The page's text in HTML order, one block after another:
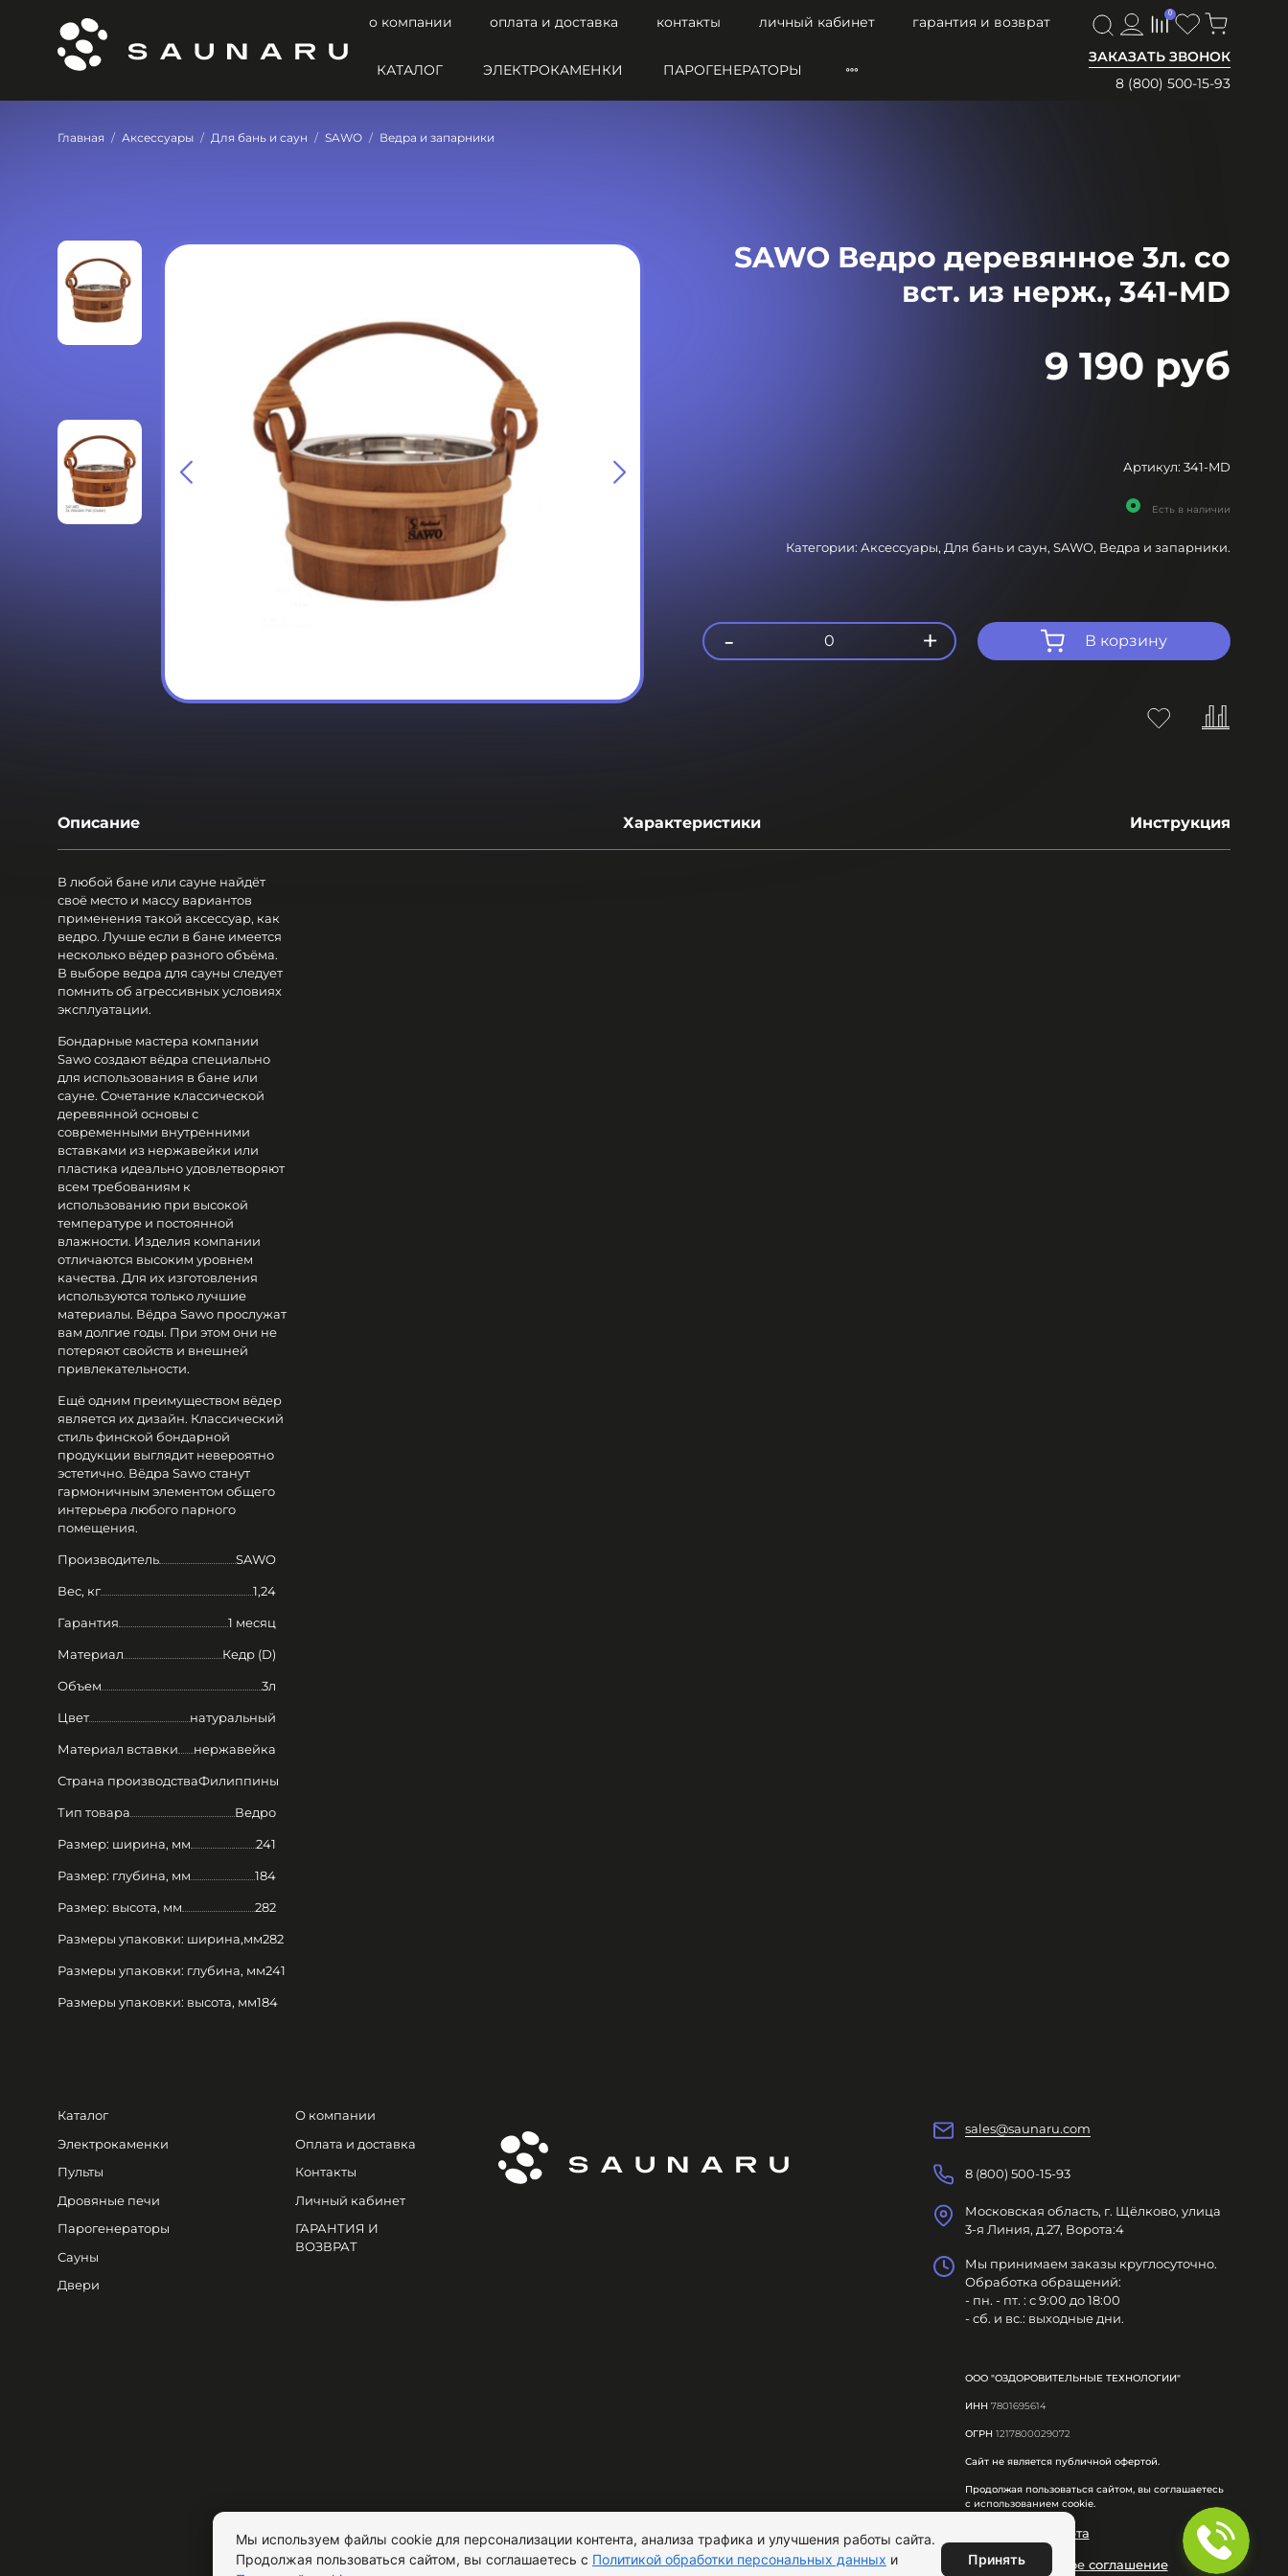
о компании оплата и доставка контакты личный кабинет
гарантия и возврат
ЗАКАЗАТЬ ЗВОНОК
8 (800) 500-15-93
0
КАТАЛОГ ЭЛЕКТРОКАМЕНКИ ПАРОГЕНЕРАТОРЫ
Главная Аксессуары Для бань и саун SAWO Ведра и запарники
SAWO Ведро деревянное 3л. со
вст. из нерж., 341-МD
9 190 руб
Артикул: 341-MD
Есть в наличии
Категории: Аксессуары, Для бань и саун, SAWO, Ведра и запарники.
В корзину
- 0 +
Описание Характеристики Инструкция
В любой бане или сауне найдёт
своё место и массу вариантов
применения такой аксессуар, как
ведро. Лучше если в бане имеется
несколько вёдер разного объёма.
В выборе ведра для сауны следует
помнить об агрессивных условиях
эксплуатации.
Бондарные мастера компании
Sawo создают вёдра специально
для использования в бане или
сауне. Сочетание классической
деревянной основы с
современными внутренними
вставками из нержавейки или
пластика идеально удовлетворяют
всем требованиям к
использованию при высокой
температуре и постоянной
влажности. Изделия компании
отличаются высоким уровнем
качества. Для их изготовления
используются только лучшие
материалы. Вёдра Sawo прослужат
вам долгие годы. При этом они не
потеряют свойств и внешней
привлекательности.
Ещё одним преимуществом вёдер
является их дизайн. Классический
стиль финской бондарной
продукции выглядит невероятно
эстетично. Вёдра Sawo станут
гармоничным элементом общего
интерьера любого парного
помещения.
Производитель SAWO
Вес, кг 1,24
Гарантия 1 месяц
Материал Кедр (D)
Объем 3л
Цвет натуральный
Материал вставки нержавейка
Страна производстваФилиппины
Тип товара Ведро
Размер: ширина, мм 241
Размер: глубина, мм 184
Размер: высота, мм 282
Размеры упаковки: ширина,мм282
Размеры упаковки: глубина, мм241
Размеры упаковки: высота, мм184
Каталог
Электрокаменки
Пульты
Дровяные печи
Парогенераторы
Сауны
Двери
О компании
Оплата и доставка
Контакты
Личный кабинет
ГАРАНТИЯ И
ВОЗВРАТ
sales@saunaru.com
8 (800) 500-15-93
Московская область, г. Щёлково, улица
3-я Линия, д.27, Ворота:4
Мы принимаем заказы круглосуточно.
Обработка обращений:
- пн. - пт. : с 9:00 до 18:00
- сб. и вс.: выходные дни.
ООО "ОЗДОРОВИТЕЛЬНЫЕ ТЕХНОЛОГИИ"
ИНН 7801695614
ОГРН 1217800029072
Сайт не является публичной офертой.
Продолжая пользоваться сайтом, вы соглашаетесь
с использованием cookie.
Публичная оферта
Пользовательское соглашение
Мы используем файлы cookie для персонализации контента, анализа трафика и улучшения работы сайта.
Продолжая пользоваться сайтом, вы соглашаетесь с Политикой обработки персональных данных и
Принять